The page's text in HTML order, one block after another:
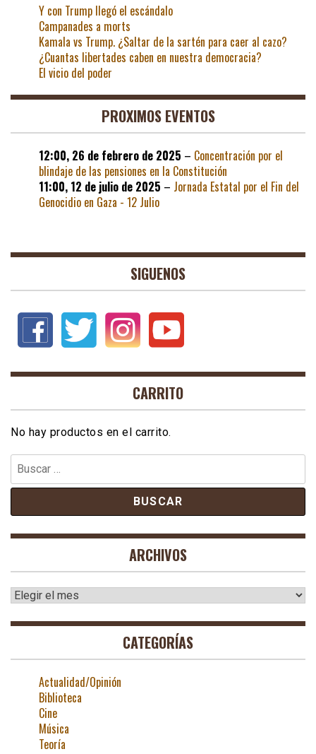
Y con Trump llegó el escándalo
Campanades a morts
Kamala vs Trump. ¿Saltar de la sartén para caer al cazo?
¿Cuantas libertades caben en nuestra democracia?
El vicio del poder
PROXIMOS EVENTOS
12:00, 26 de febrero de 2025 – Concentración por el
blindaje de las pensiones en la Constitución
11:00, 12 de julio de 2025 – Jornada Estatal por el Fin del
Genocidio en Gaza - 12 Julio
SIGUENOS
CARRITO
No hay productos en el carrito.
Buscar:
ARCHIVOS
Archivos
CATEGORÍAS
Actualidad/Opinión
Biblioteca
Cine
Música
Teoría